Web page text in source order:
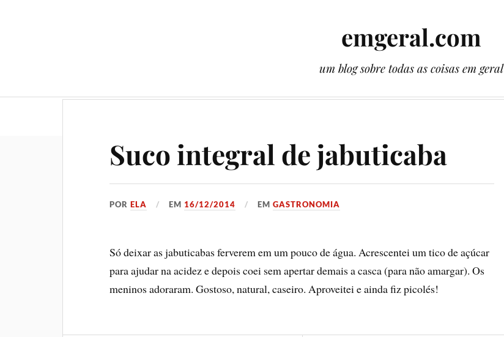
emgeral.com
um blog sobre todas as coisas em geral
Suco integral de jabuticaba
PORELA EM 16/12/2014 EMGASTRONOMIA
Só deixar as jabuticabas ferverem em um pouco de água. Acrescentei um tico de açúcar
para ajudar na acidez e depois coei sem apertar demais a casca (para não amargar). Os
meninos adoraram. Gostoso, natural, caseiro. Aproveitei e ainda fiz picolés!